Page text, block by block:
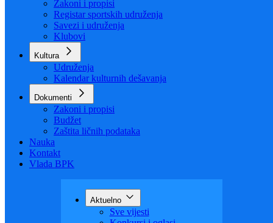
Sport
Sport u BPK
Zakoni i propisi
Registar sportskih udruženja
Savezi i udruženja
Klubovi
Udruženja
Kalendar kulturnih dešavanja
Dokumenti
Zakoni i propisi
Budžet
Zaštita ličnih podataka